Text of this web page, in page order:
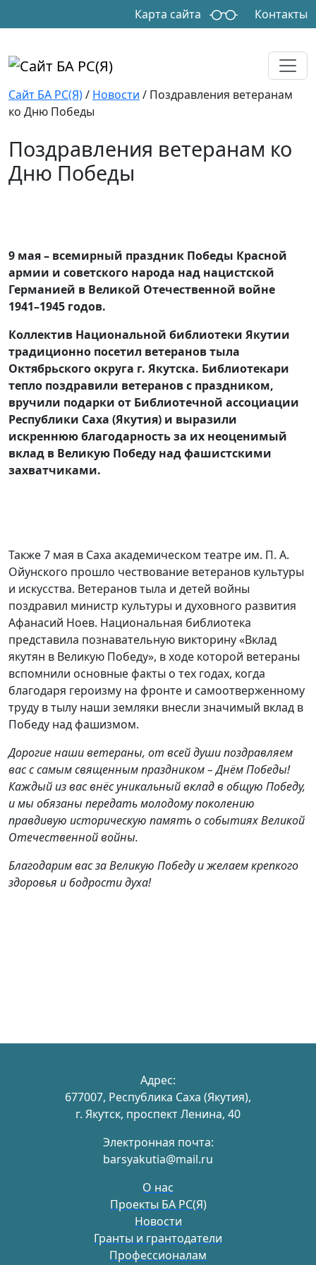
Карта сайта Контакты
Сайт БА РС(Я)/ Новости / Поздравления ветеранам
ко Дню Победы
Поздравления ветеранам ко
Дню Победы
9 мая – всемирный праздник Победы Красной
армии и советского народа над нацистской
Германией в Великой Отечественной войне
1941–1945 годов.
Коллектив Национальной библиотеки Якутии
традиционно посетил ветеранов тыла
Октябрьского округа г. Якутска. Библиотекари
тепло поздравили ветеранов с праздником,
вручили подарки от Библиотечной ассоциации
Республики Саха (Якутия) и выразили
искреннюю благодарность за их неоценимый
вклад в Великую Победу над фашистскими
захватчиками.
Также 7 мая в Саха академическом театре им. П. А.
Ойунского прошло чествование ветеранов культуры
и искусства. Ветеранов тыла и детей войны
поздравил министр культуры и духовного развития
Афанасий Ноев. Национальная библиотека
представила познавательную викторину «Вклад
якутян в Великую Победу», в ходе которой ветераны
вспомнили основные факты о тех годах, когда
благодаря героизму на фронте и самоотверженному
труду в тылу наши земляки внесли значимый вклад в
Победу над фашизмом.
Дорогие наши ветераны, от всей души поздравляем
вас с самым священным праздником – Днём Победы!
Каждый из вас внёс уникальный вклад в общую Победу,
и мы обязаны передать молодому поколению
правдивую историческую память о событиях Великой
Отечественной войны.
Благодарим вас за Великую Победу и желаем крепкого
здоровья и бодрости духа!
Адрес:
677007, Республика Саха (Якутия),
г. Якутск, проспект Ленина, 40
Электронная почта:
barsyakutia@mail.ru
О нас
Проекты БА РС(Я)
Новости
Гранты и грантодатели
Профессионалам